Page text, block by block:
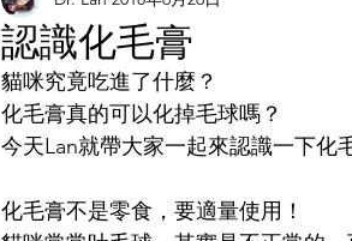
認識化毛膏
貓咪究竟吃進了什麼？
化毛膏真的可以化掉毛球嗎？
今天Lan就帶大家一起來認識一下化
化毛膏不是零食，要適量使用！